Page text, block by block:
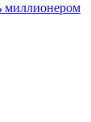
миллионером